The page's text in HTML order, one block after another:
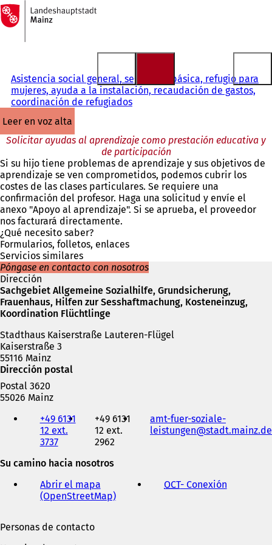
Saltar al contenido
A
la
página
Asistencia social general, seguridad básica, refugio para
mujeres, ayuda a la instalación, recaudación de gastos,
coordinación de refugiados
leer en voz alta
Solicitar ayudas al aprendizaje como prestación educativa y
de participación
Si su hijo tiene problemas de aprendizaje y sus objetivos de
aprendizaje se ven comprometidos, podemos cubrir los
costes de las clases particulares. Se requiere una
confirmación del profesor. Haga una solicitud y envíe el
anexo "Apoyo al aprendizaje". Si se aprueba, el proveedor
nos facturará directamente.
¿Qué necesito saber?
Formularios, folletos, enlaces
Servicios similares
Póngase en contacto con nosotros
Dirección
Sachgebiet Allgemeine Sozialhilfe, Grundsicherung,
Frauenhaus, Hilfen zur Sesshaftmachung, Kosteneinzug,
Koordination Flüchtlinge
Stadthaus Kaiserstraße Lauteren-Flügel
Kaiserstraße 3
55116 Mainz
Dirección postal
Postal 3620
55026 Mainz
dirección
correo
electrónico
+49 6131
12 ext.
3737
+49 6131
12 ext.
2962
amt-fuer-soziale-
leistungen
stadt.mainz de
Su camino hacia nosotros
Abrir el mapa
(OpenStreetMap)(
OCT- Conexión
Personas de contacto